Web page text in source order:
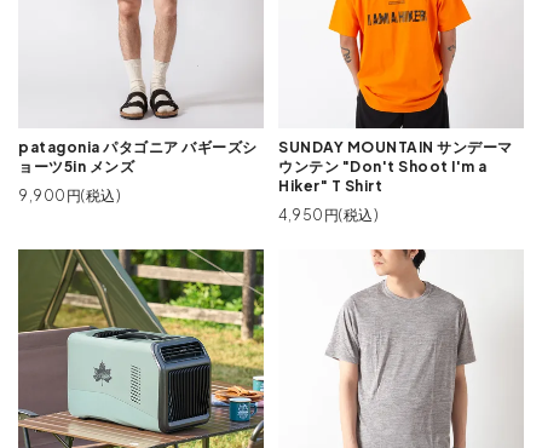
patagonia パタゴニア バギーズシ
ョーツ5in メンズ
9,900円(税込)
SUNDAY MOUNTAIN サンデーマ
ウンテン "Don't Shoot I'm a
Hiker" T Shirt
4,950円(税込)